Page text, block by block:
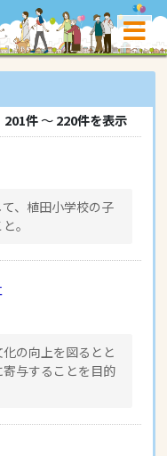
201件〜220件を表示
、植田小学校の子
。
の向上を図るとと
与することを目的